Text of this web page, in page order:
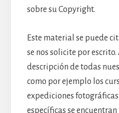
sobre su Copyright.
Este material se puede
se nos solicite por
descripción de todas
como por ejemplo los
expediciones
específicas se